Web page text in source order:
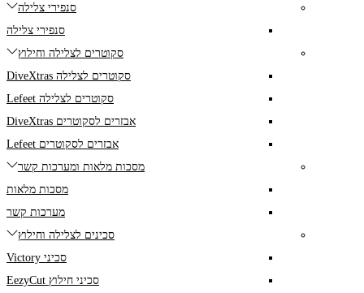
סנפירי צלילה
סנפירי צלילה
סקוטרים לצלילה וחילוץ
סקוטרים לצלילה DiveXtras
סקוטרים לצלילה Lefeet
אבזרים לסקוטרים DiveXtras
אבזרים לסקוטרים Lefeet
מסכות מלאות ומערכות קשר
מסכות מלאות
מערכות קשר
סכינים לצלילה וחילוץ
סכיני Victory
סכיני חילוץ EezyCut